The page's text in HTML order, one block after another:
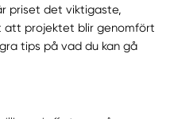
priset det viktigaste,
att projektet blir genomfört
tips på vad du kan gå